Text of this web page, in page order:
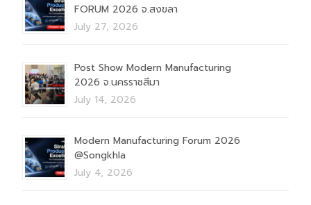
FORUM 2026 จ.สงขลา
July 27, 2026
Post Show Modern Manufacturing
2026 จ.นครราชสีมา
July 14, 2026
Modern Manufacturing Forum 2026
@Songkhla
July 4, 2026